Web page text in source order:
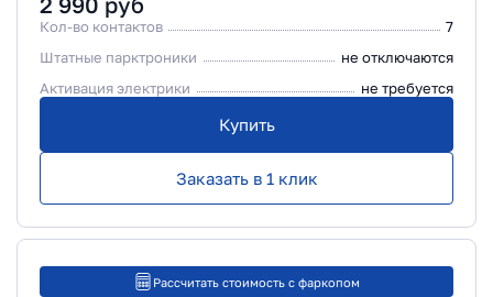
Кол-во контактов
7
Штатные парктроники
не отключаются
Активация электрики
не требуется
Купить
Заказать в 1 клик
Рассчитать стоимость с фаркопом